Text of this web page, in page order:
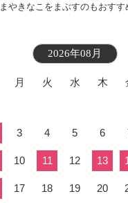
やきなこをまぶすのもおすす
2026年08月
月 火 水 木
3 4 5 6
10 11 12 13
17 18 19 20